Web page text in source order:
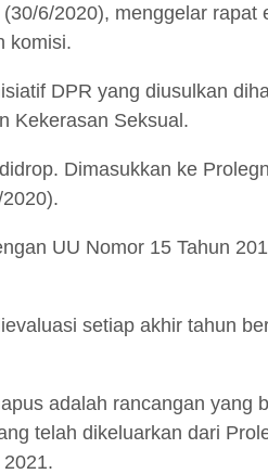
6/2020), menggelar
komisi.
DPR yang diusulkan
Kekerasan Seksual.
Dimasukkan ke
UU Nomor 15 Tahun
setiap akhir tahun
adalah rancangan yang
telah dikeluarkan dari